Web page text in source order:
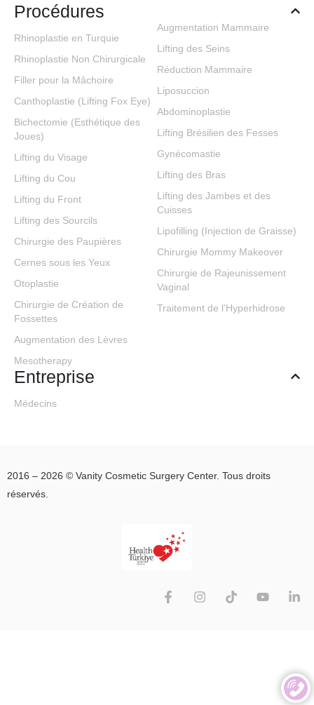
Procédures
Rhinoplastie en Turquie
Rhinoplastie Non Chirurgicale
Filler pour la Mâchoire
Canthoplastie (Lifting Fox Eye)
Bichectomie (Esthétique des
Joues)
Lifting du Visage
Lifting du Cou
Lifting du Front
Lifting des Sourcils
Chirurgie des Paupières
Cernes sous les Yeux
Otoplastie
Chirurgie de Création de
Fossettes
Augmentation des Lèvres
Mesotherapy
Augmentation Mammaire
Lifting des Seins
Réduction Mammaire
Liposuccion
Abdominoplastie
Lifting Brésilien des Fesses
Gynécomastie
Lifting des Bras
Lifting des Jambes et des
Cuisses
Lipofilling (Injection de Graisse)
Chirurgie Mommy Makeover
Chirurgie de Rajeunissement
Vaginal
Traitement de l’Hyperhidrose
Entreprise
Médecins
2016 – 2026 © Vanity Cosmetic Surgery Center. Tous droits
réservés.